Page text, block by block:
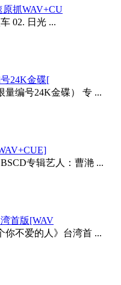
抓WAV+CU
02. 日光 ...
24K金碟[
量编号24K金碟） 专 ...
专辑艺人：曹滟 ...
首版[WAV
你不爱的人》台湾首 ...